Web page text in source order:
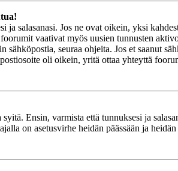
ja salasanasi. Jos ne ovat oikein, yksi
vaativat myös uusien tunnusten
sähköpostia, seuraa ohjeita. Jos et saanut
oli oikein, yritä ottaa yhteyttä
syitä. Ensin, varmista että tunnuksesi ja
on asetusvirhe heidän päässään ja